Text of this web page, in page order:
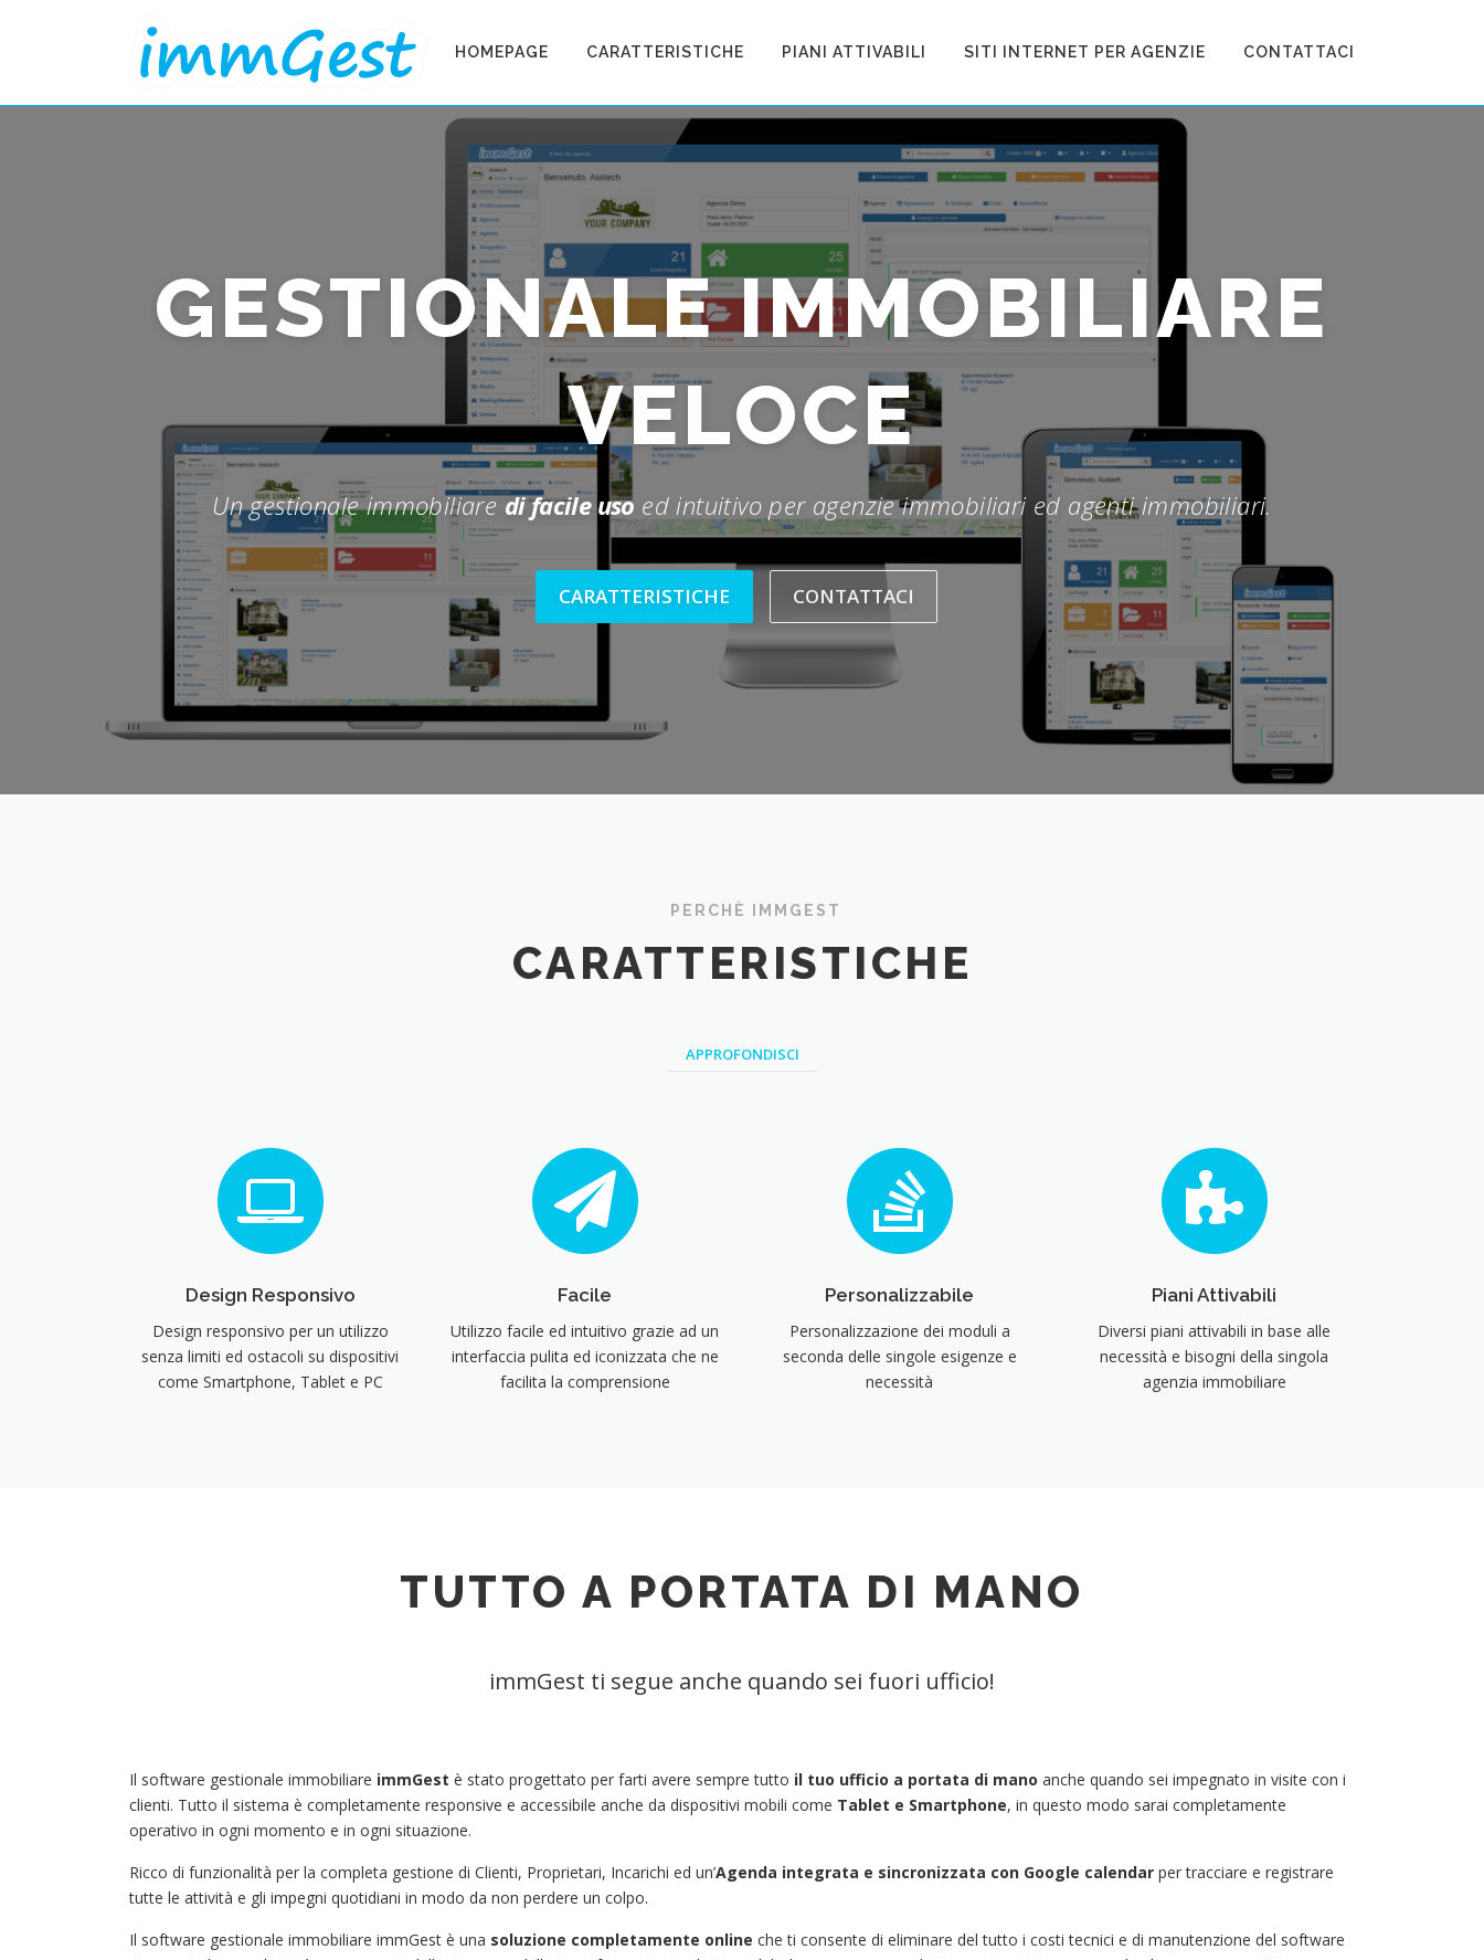
HOMEPAGE CARATTERISTICHE PIANI ATTIVABILI SITI INTERNET PER AGENZIE CONTATTACI
GESTIONALE IMMOBILIARE
VELOCE
Un gestionale immobiliaredi facile uso ed intuitivo per agenzie immobiliari ed agenti immobiliari.
CARATTERISTICHE CONTATTACI
PERCHÈ IMMGEST
CARATTERISTICHE
APPROFONDISCI
Design Responsivo
Design responsivo per un utilizzo
senza limiti ed ostacoli su dispositivi
come Smartphone, Tablet e PC
Facile
Utilizzo facile ed intuitivo grazie ad un
interfaccia pulita ed iconizzata che ne
facilita la comprensione
Personalizzabile
Personalizzazione dei moduli a
seconda delle singole esigenze e
necessità
Piani Attivabili
Diversi piani attivabili in base alle
necessità e bisogni della singola
agenzia immobiliare
TUTTO A PORTATA DI MANO
immGest ti segue anche quando sei fuori ufficio!
Il software gestionale immobiliare immGest è stato progettato per farti avere sempre tutto il tuo ufficio a portata di mano anche quando sei impegnato in visite con i
clienti. Tutto il sistema è completamente responsive e accessibile anche da dispositivi mobili come Tablet e Smartphone, in questo modo sarai completamente
operativo in ogni momento e in ogni situazione.
Ricco di funzionalità per la completa gestione di Clienti, Proprietari, Incarichi ed un’Agenda integrata e sincronizzata con Google calendar per tracciare e registrare
tutte le attività e gli impegni quotidiani in modo da non perdere un colpo.
Il software gestionale immobiliare immGest è una soluzione completamente online che ti consente di eliminare del tutto i costi tecnici e di manutenzione del software